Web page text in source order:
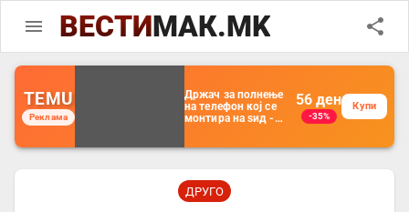
ВЕСТИМАК.MK
TEMU
Реклама
Држач за полнење
на телефон кој се
монтира на ѕид -
организатор за
далечински
управувач
56 ден
-35%
Купи
ДРУГО